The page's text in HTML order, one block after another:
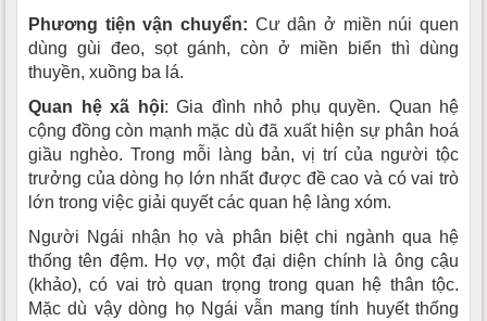
Phương tiện vận chuyển: Cư dân ở miền núi quen
dùng gùi đeo, sọt gánh, còn ở miền biển thì dùng
thuyền, xuồng ba lá.
Quan hệ xã hội: Gia đình nhỏ phụ quyền. Quan hệ
cộng đồng còn mạnh mặc dù đã xuất hiện sự phân hoá
giầu nghèo. Trong mỗi làng bản, vị trí của người tộc
trưởng của dòng họ lớn nhất được đề cao và có vai trò
lớn trong việc giải quyết các quan hệ làng xóm.
Người Ngái nhận họ và phân biệt chi ngành qua hệ
thống tên đệm. Họ vợ, một đại diện chính là ông cậu
(khảo), có vai trò quan trọng trong quan hệ thân tộc.
Mặc dù vậy dòng họ Ngái vẫn mang tính huyết thống